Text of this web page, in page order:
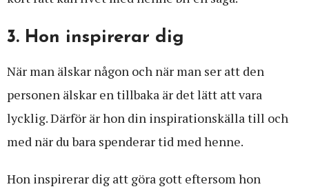
3. Hon inspirerar dig
När man älskar någon och när man ser att den
personen älskar en tillbaka är det lätt att vara
lycklig. Därför är hon din inspirationskälla till och
med när du bara spenderar tid med henne.
Hon inspirerar dig att göra gott eftersom hon